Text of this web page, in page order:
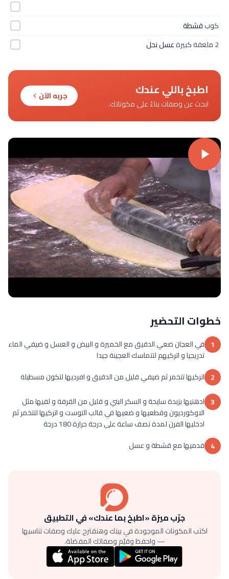
كوبقشطة
2 ملعقة كبيرة
عسل نحل
اطبخ باللي عندك
ابحث عن وصفات بناءً على مكوناتك.
جربه الآن
خطوات التحضير
1 في العجان ضعي الدقيق مع الخميرة و البيض و العسل و ضيفي الماء
تدريجيا و اتركيهم لتتماسك العجينة جيدا
2 اتركيها تتخمر ثم ضيفي قليل من الدقيق و افرديها لتكون مسطيلة
3 ادهنيها بزبدة سايحة و السكر البني و قليل من القرفة و لفيها مثل
الاوكورديون وقطعيها و ضعيها في قالب التوست و اتركيها لتتخمر ثم
ادخليها الفرن لمدة نصف ساعة على درجة حرارة 180 درجة
4 قدميها مع قشطة و عسل
جرّب ميزة «اطبخ بما عندك» في التطبيق
اكتب المكونات الموجودة في بيتك وهنقترح عليك وصفات تناسبها
— واحفظ وقيّم وصفاتك المفضلة.